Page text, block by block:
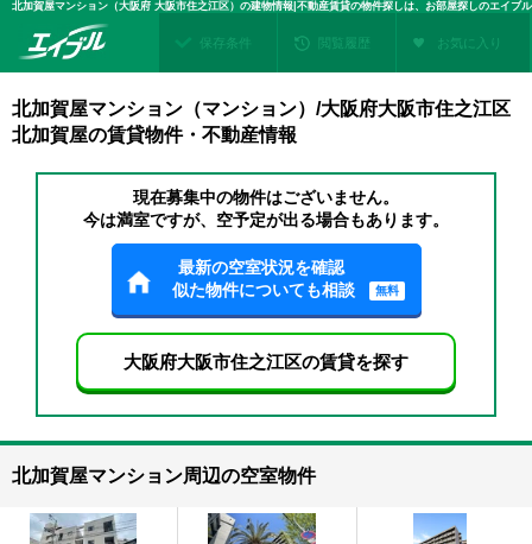
北加賀屋マンション（大阪府 大阪市住之江区）の建物情報|不動産賃貸の物件探しは、お部屋探しのエイブル
保存条件 閲覧履歴 お気に入り
北加賀屋マンション（マンション）/大阪府大阪市住之江区
北加賀屋の賃貸物件・不動産情報
現在募集中の物件はございません。
今は満室ですが、空予定が出る場合もあります。
最新の空室状況を確認
似た物件についても相談
無料
大阪府大阪市住之江区の賃貸を探す
北加賀屋マンション周辺の空室物件